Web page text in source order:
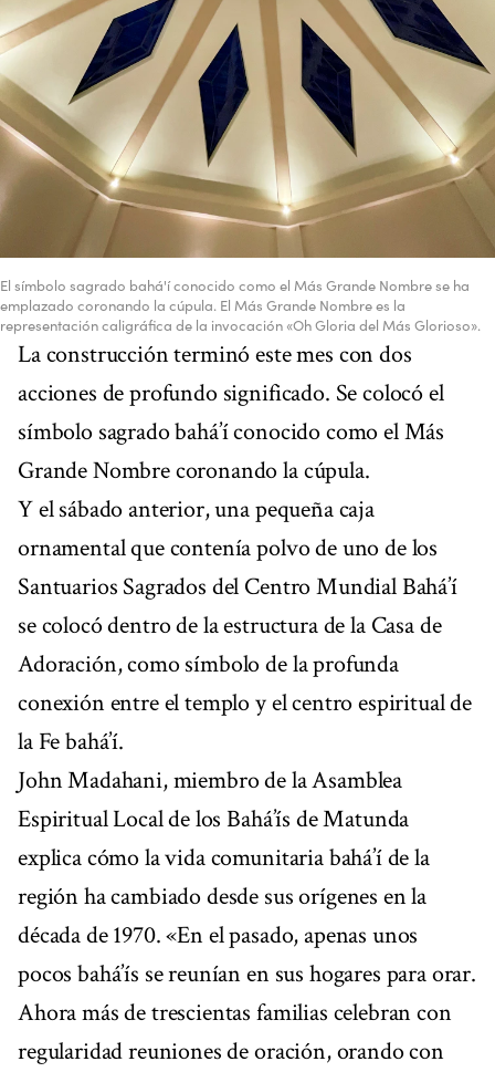
El símbolo sagrado bahá'í conocido como el Más Grande Nombre se ha
emplazado coronando la cúpula. El Más Grande Nombre es la
representación caligráfica de la invocación «Oh Gloria del Más Glorioso».
La construcción terminó este mes con dos
acciones de profundo significado. Se colocó el
símbolo sagrado bahá’í conocido como el Más
Grande Nombre coronando la cúpula.
Y el sábado anterior, una pequeña caja
ornamental que contenía polvo de uno de los
Santuarios Sagrados del Centro Mundial Bahá’í
se colocó dentro de la estructura de la Casa de
Adoración, como símbolo de la profunda
conexión entre el templo y el centro espiritual de
la Fe bahá’í.
John Madahani, miembro de la Asamblea
Espiritual Local de los Bahá’ís de Matunda
explica cómo la vida comunitaria bahá’í de la
región ha cambiado desde sus orígenes en la
década de 1970. «En el pasado, apenas unos
pocos bahá’ís se reunían en sus hogares para orar.
Ahora más de trescientas familias celebran con
regularidad reuniones de oración, orando con